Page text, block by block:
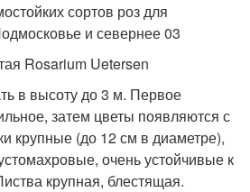
Rosarium Uetersen
в высоту до 3 м. Первое
затем цветы появляются с
крупные (до 12 см в диаметре),
очень устойчивые к
крупная, блестящая.